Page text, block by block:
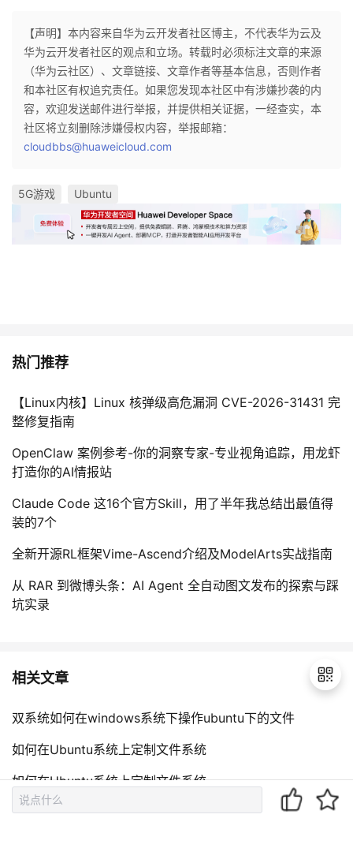
【声明】本内容来自华为云开发者社区博主，不代表华为云及
华为云开发者社区的观点和立场。转载时必须标注文章的来源
（华为云社区）、文章链接、文章作者等基本信息，否则作者
和本社区有权追究责任。如果您发现本社区中有涉嫌抄袭的内
容，欢迎发送邮件进行举报，并提供相关证据，一经查实，本
社区将立刻删除涉嫌侵权内容，举报邮箱：
cloudbbs@huaweicloud.com
5G游戏 Ubuntu
热门推荐
【Linux内核】Linux 核弹级高危漏洞 CVE-2026-31431 完
整修复指南
OpenClaw 案例参考-你的洞察专家-专业视角追踪，用龙虾
打造你的AI情报站
Claude Code 这16个官方Skill，用了半年我总结出最值得
装的7个
全新开源RL框架Vime-Ascend介绍及ModelArts实战指南
从 RAR 到微博头条：AI Agent 全自动图文发布的探索与踩
坑实录
相关文章
双系统如何在windows系统下操作ubuntu下的文件
如何在Ubuntu系统上定制文件系统
如何在Ubuntu系统上定制文件系统
在Ubuntu系统上定制文件系统